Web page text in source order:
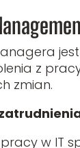
z
zmian.
w IT